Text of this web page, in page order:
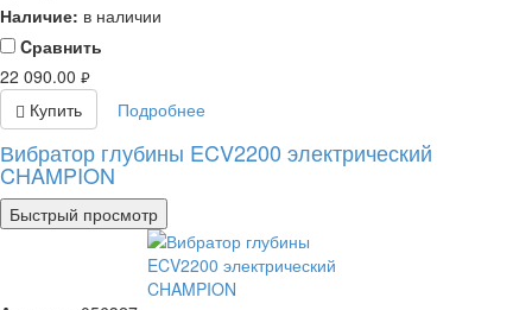
Наличие: в наличии
Cравнить
22 090.00 руб.
Купить Подробнее
Вибратор глубины ECV2200 электрический
CHAMPION
Быстрый просмотр